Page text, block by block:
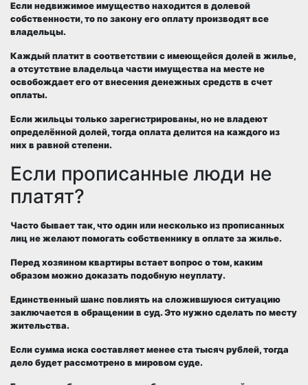
Если недвижимое имущество находится в долевой
собственности, то по закону его оплату производят все
владельцы.
Каждый платит в соответствии с имеющейся долей в жилье,
а отсутствие владельца части имущества на месте не
освобождает его от внесения денежных средств в счет
оплаты.
Если жильцы только зарегистрированы, но не владеют
определённой долей, тогда оплата делится на каждого из
них в равной степени.
Если прописанные люди не
платят?
Часто бывает так, что один или несколько из прописанных
лиц не желают помогать собственнику в оплате за жилье.
Перед хозяином квартиры встает вопрос о том, каким
образом можно доказать подобную неуплату.
Единственный шанс повлиять на сложившуюся ситуацию
заключается в обращении в суд. Это нужно сделать по месту
жительства.
Если сумма иска составляет менее ста тысяч рублей, тогда
дело будет рассмотрено в мировом суде.